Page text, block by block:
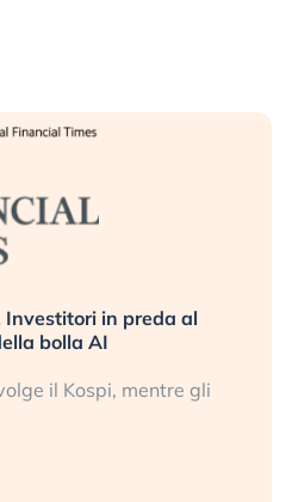
Quando la finanza pesa più
L’America sta ripetendo gli
La ricchezza mondiale cresce,